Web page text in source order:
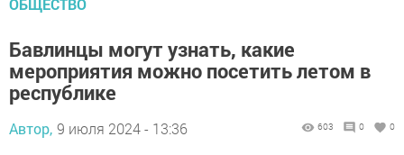
ОБЩЕСТВО
Бавлинцы могут узнать, какие
мероприятия можно посетить летом в
республике
Автор, 9 июля 2024 - 13:36 603 0 0